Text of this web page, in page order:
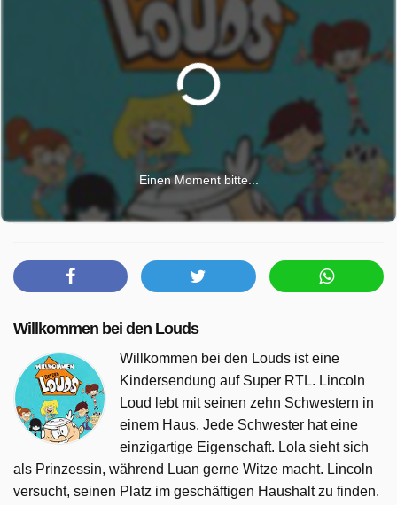
Einen Moment bitte...
Willkommen bei den Louds
Willkommen bei den Louds ist eine
Kindersendung auf Super RTL. Lincoln
Loud lebt mit seinen zehn Schwestern in
einem Haus. Jede Schwester hat eine
einzigartige Eigenschaft. Lola sieht sich
als Prinzessin, während Luan gerne Witze macht. Lincoln
versucht, seinen Platz im geschäftigen Haushalt zu finden.